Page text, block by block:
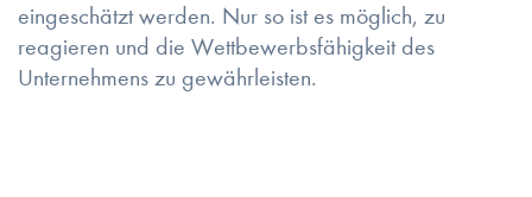
eingeschätzt werden. Nur so ist es möglich, zu
reagieren und die Wettbewerbsfähigkeit des
Unternehmens zu gewährleisten.